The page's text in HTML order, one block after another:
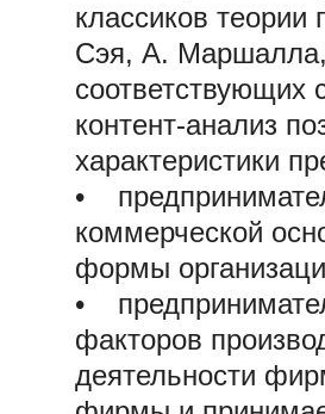
классиков
Сэя, А.
соответствующих
контент-анализ
характеристики
•
коммерческой
формы
•
факторов
деятельности